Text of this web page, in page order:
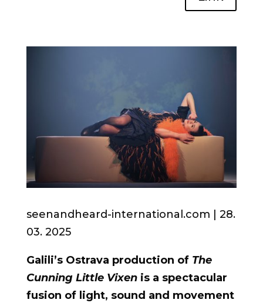
seenandheard-international.com | 28.
03.2025
Galili’s Ostrava production of The
Cunning Little Vixenis a spectacular
fusion of light, sound and movement